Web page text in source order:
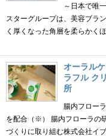
～日本で唯
スターグループは、美容ブラ
く厚くなった角層を柔らかく
オーラル
ラフル ク
所
腸内フロー
を配合（※） 腸内フローラの
づくりに取り組む株式会社イ